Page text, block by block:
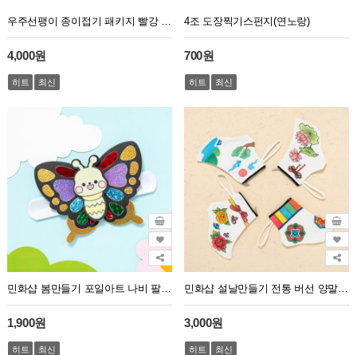
4,000원
히트 최신
4조 도장찍기스펀지(연노랑)
700원
히트 최신
1,900원
히트 최신
3,000원
히트 최신